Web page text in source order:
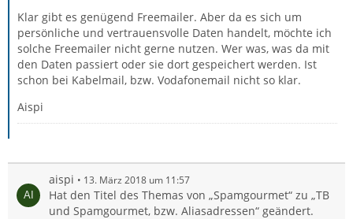
Klar gibt es genügend Freemailer. Aber da es sich um
persönliche und vertrauensvolle Daten handelt, möchte ich
solche Freemailer nicht gerne nutzen. Wer was, was da mit
den Daten passiert oder sie dort gespeichert werden. Ist
schon bei Kabelmail, bzw. Vodafonemail nicht so klar.
Aispi
aispi 13. März 2018 um 11:57
Hat den Titel des Themas von „Spamgourmet“ zu „TB
und Spamgourmet, bzw. Aliasadressen“ geändert.